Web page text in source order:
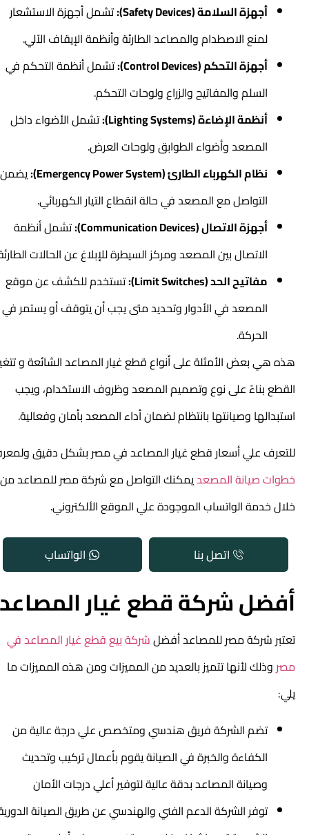
أجهزة السلامة (Safety Devices):
تشمل أجهزة الاستشعار
لمنع الاصطدام والمصاعد الطارئة وأنظمة الإيقاف الآلي.
أجهزة التحكم (Control Devices):
تشمل أنظمة التحكم في
السلم والمفاتيح والزراع ولوحات التحكم.
أنظمة الإضاءة (Lighting Systems):
تشمل الأضواء داخل
المصعد وأضواء الطوابق ولوحات العرض.
نظام الكهرباء الطارئ (Emergency Power System):
يضمن
التواصل مع المصعد في حالة انقطاع التيار الكهربائي.
أجهزة الاتصال (Communication Devices):
تشمل أنظمة
الاتصال بين المصعد ومركز السيطرة للإبلاغ عن الحالات الطارئة.
مفاتيح الحد (Limit Switches):
تستخدم للكشف عن موقع
المصعد في الأدوار وتحديد متى يجب أن يتوقف أو يستمر في
الحركة.
هذه هي بعض الأمثلة على أنواع قطع غيار المصاعد الشائعة و تتغير
القطع بناءً على نوع وتصميم المصعد وظروف الاستخدام، ويجب
استبدالها وصيانتها بانتظام لضمان أداء المصعد بأمان وفعالية.
للتعرف علي أسعار قطع غيار المصاعد في مصر بشكل دقيق ولمعرفة
خطوات صيانة المصعديمكنك التواصل مع شركة مصر للمصاعد من
خلال خدمة الواتساب الموجودة علي الموقع الألكتروني.
اتصل بنا الواتساب
أفضل شركة قطع غيار المصاعد
تعتبر شركة مصر للمصاعد أفضلشركة بيع قطع غيار المصاعد في
مصروذلك لأنها تتميز بالعديد من المميزات ومن هذه المميزات ما
يلي:
تضم الشركة فريق هندسي ومتخصص علي درجة عالية من
الكفاءة والخبرة في الصيانة يقوم بأعمال تركيب وتحديث
وصيانة المصاعد بدقة عالية لتوفير أعلي درجات الأمان
توفر الشركة الدعم الفني والهندسي عن طريق الصيانة الدورية